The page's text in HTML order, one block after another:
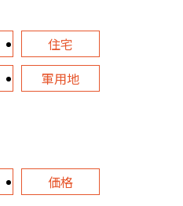
住宅
軍用地
価格